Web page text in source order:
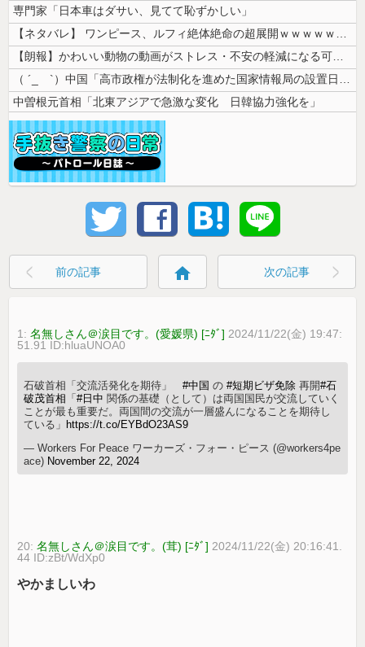
専門家「日本車はダサい、見てて恥ずかしい」
【ネタバレ】 ワンピース、ルフィ絶体絶命の超展開ｗｗｗｗｗｗｗｗｗｗｗ...
【朗報】かわいい動物の動画がストレス・不安の軽減になる可能性。英大学の...
（ ´_ゝ`）中国「高市政権が法制化を進めた国家情報局の設置日が7月3...
中曽根元首相「北東アジアで急激な変化 日韓協力強化を」
前の記事 home 次の記事
1:名無しさん＠涙目です。(愛媛県) [ﾆﾀﾞ] 2024/11/22(金) 19:47:
51.91 ID:hluaUNOA0
石破首相「交流活発化を期待」#中国 の#短期ビザ免除 再開#石
破茂首相 「#日中 関係の基礎（として）は両国国民が交流していく
ことが最も重要だ。両国間の交流が一層盛んになることを期待し
ている」 https://t.co/EYBdO23AS9
— Workers For Peace ワーカーズ・フォー・ピース (@workers4pe
ace) November 22, 2024
20:名無しさん＠涙目です。(茸) [ﾆﾀﾞ] 2024/11/22(金) 20:16:41.
44 ID:zBt/WdXp0
やかましいわ